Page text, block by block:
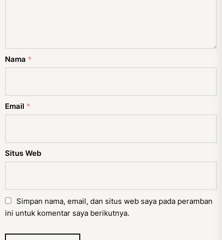
Nama *
Email *
Situs Web
Simpan nama, email, dan situs web saya pada peramban
ini untuk komentar saya berikutnya.